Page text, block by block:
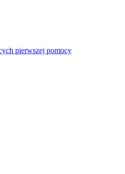
pierwszej pomocy